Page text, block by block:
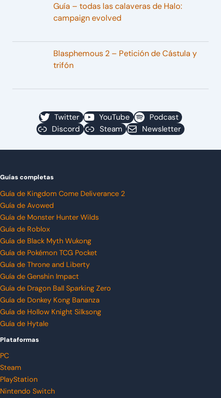
Guía – todas las calaveras de Halo:
campaign evolved
Blasphemous 2 – Petición de Cástula y
trifón
Twitter YouTube
Podcast
Discord
Steam Newsletter
Guías completas
Guía de Kingdom Come Deliverance 2
Guía de Avowed
Guía de Monster Hunter Wilds
Guía de Roblox
Guía de Black Myth Wukong
Guía de Pokémon TCG Pocket
Guía de Throne and Liberty
Guía de Genshin Impact
Guía de Dragon Ball Sparking Zero
Guía de Donkey Kong Bananza
Guía de Hollow Knight Silksong
Guía de Hytale
Plataformas
PC
Steam
PlayStation
Nintendo Switch